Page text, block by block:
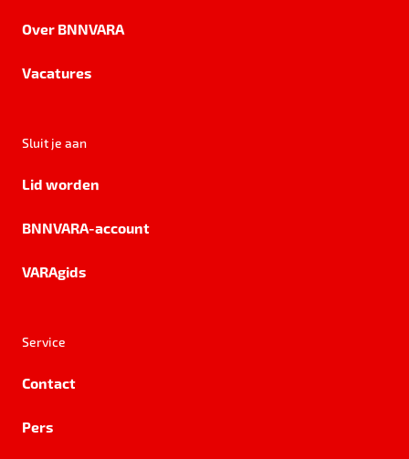
Over BNNVARA
Vacatures
Sluit je aan
Lid worden
BNNVARA-account
VARAgids
Service
Contact
Pers